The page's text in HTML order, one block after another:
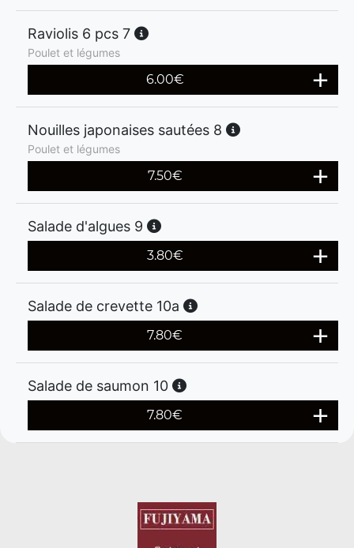
Raviolis 6 pcs 7
Poulet et légumes
6.00€
Nouilles japonaises sautées 8
Poulet et légumes
7.50€
Salade d'algues 9
3.80€
Salade de crevette 10a
7.80€
Salade de saumon 10
7.80€